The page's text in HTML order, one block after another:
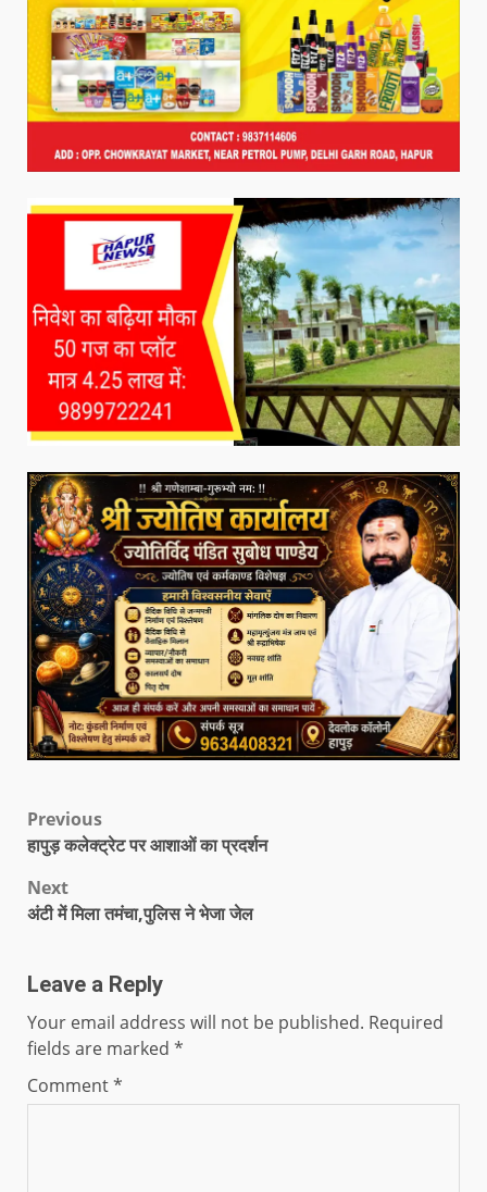
Previous
हापुड़ कलेक्ट्रेट पर आशाओं का प्रदर्शन
Next
अंटी में मिला तमंचा,पुलिस ने भेजा जेल
Leave a Reply
Your email address will not be published. Required
fields are marked *
Comment*